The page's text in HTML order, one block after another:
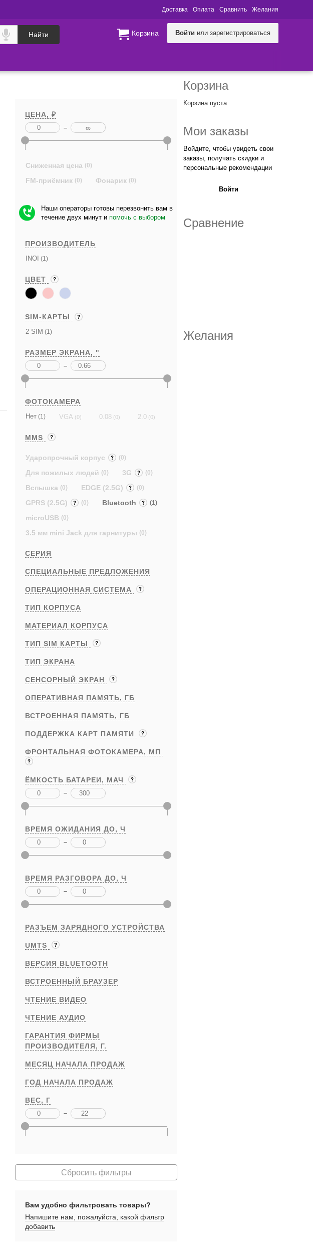
Доставка Оплата Сравнить Желания
Найти Корзина Войти или зарегистрироваться
ЦЕНА, ₽
–
Сниженная цена (0)
FM-приёмник (0) Фонарик (0)
Наши операторы готовы перезвонить вам в
течение двух минут и помочь с выбором
ПРОИЗВОДИТЕЛЬ
INOI (1)
ЦВЕТ
SIM-КАРТЫ
2 SIM (1)
РАЗМЕР ЭКРАНА, "
–
ФОТОКАМЕРА
Нет (1) VGA (0) 0.08 (0) 2.0 (0)
MMS
Ударопрочный корпус (0)
Для пожилых людей (0) 3G (0)
Вспышка (0) EDGE (2.5G) (0)
GPRS (2.5G) (0) Bluetooth (1)
microUSB (0)
3.5 мм mini Jack для гарнитуры (0)
СЕРИЯ
СПЕЦИАЛЬНЫЕ ПРЕДЛОЖЕНИЯ
ОПЕРАЦИОННАЯ СИСТЕМА
ТИП КОРПУСА
МАТЕРИАЛ КОРПУСА
ТИП SIM КАРТЫ
ТИП ЭКРАНА
СЕНСОРНЫЙ ЭКРАН
ОПЕРАТИВНАЯ ПАМЯТЬ, ГБ
ВСТРОЕННАЯ ПАМЯТЬ, ГБ
ПОДДЕРЖКА КАРТ ПАМЯТИ
ФРОНТАЛЬНАЯ ФОТОКАМЕРА, МП
ЁМКОСТЬ БАТАРЕИ, МАЧ
–
ВРЕМЯ ОЖИДАНИЯ ДО, Ч
–
ВРЕМЯ РАЗГОВОРА ДО, Ч
–
РАЗЪЕМ ЗАРЯДНОГО УСТРОЙСТВА
UMTS
ВЕРСИЯ BLUETOOTH
ВСТРОЕННЫЙ БРАУЗЕР
ЧТЕНИЕ ВИДЕО
ЧТЕНИЕ АУДИО
ГАРАНТИЯ ФИРМЫ
ПРОИЗВОДИТЕЛЯ, Г.
МЕСЯЦ НАЧАЛА ПРОДАЖ
ГОД НАЧАЛА ПРОДАЖ
ВЕС, Г
–
Сбросить фильтры
Вам удобно фильтровать товары?
Напишите нам, пожалуйста, какой фильтр
добавить
Корзина
Корзина пуста
Мои заказы
Войдите, чтобы увидеть свои
заказы, получать скидки и
персональные рекомендации
Войти
Сравнение
Желания